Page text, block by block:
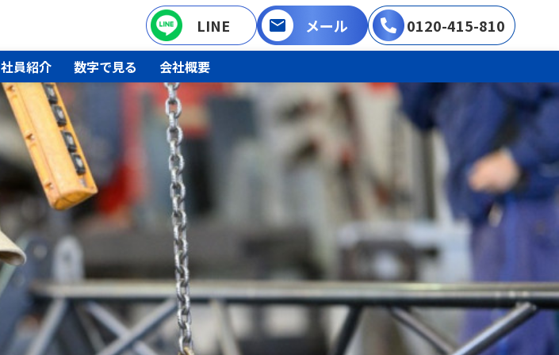
LINE メール 0120-415-810
社員紹介 数字で見る 会社概要